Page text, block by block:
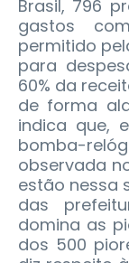
Brasil, 796
gastos
permitido
para
60% da
de forma
indica que,
bomba-
observada
estão nessa
das
domina as
dos 500